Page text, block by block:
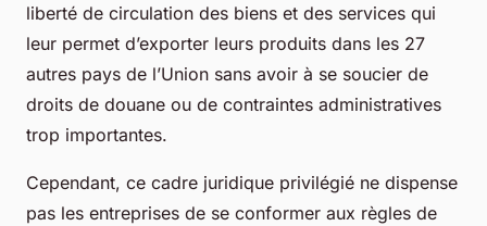
liberté de circulation des biens et des services qui
leur permet d’exporter leurs produits dans les 27
autres pays de l’Union sans avoir à se soucier de
droits de douane ou de contraintes administratives
trop importantes.
Cependant, ce cadre juridique privilégié ne dispense
pas les entreprises de se conformer aux règles de